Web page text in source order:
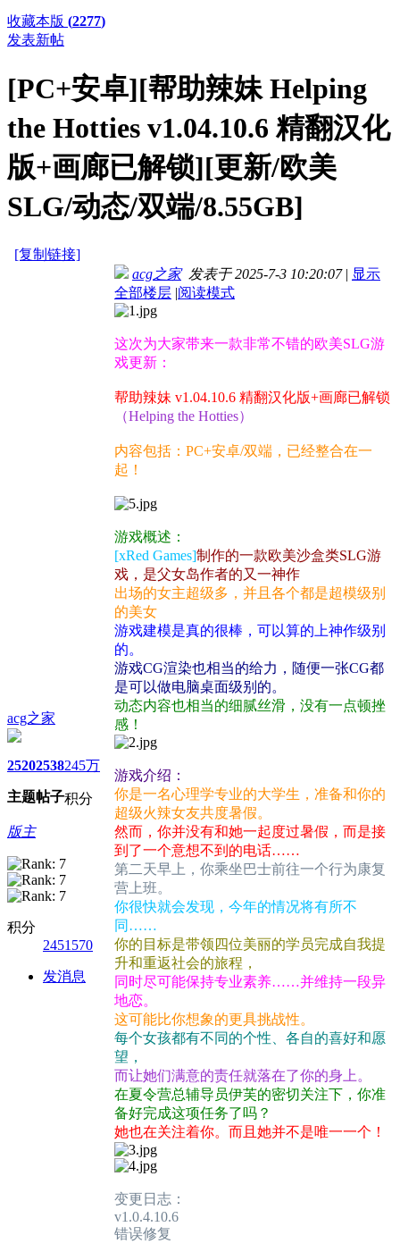
收藏本版 (2277)
发表新帖
[PC+安卓][帮助辣妹 Helping
the Hotties v1.04.10.6 精翻汉化
版+画廊已解锁][更新/欧美
SLG/动态/双端/8.55GB]
[复制链接]
acg之家
2520
主题
2538
帖子
245万
积分
版主
积分
2451570
发消息
acg之家发表于 2025-7-3 10:20:07 | 显示
全部楼层 |阅读模式
这次为大家带来一款非常不错的欧美SLG游
戏更新：
帮助辣妹 v1.04.10.6 精翻汉化版+画廊已解锁
（Helping the Hotties）
内容包括：PC+安卓/双端，已经整合在一
起！
游戏概述：
[xRed Games]制作的一款欧美沙盒类SLG游
戏，是父女岛作者的又一神作
出场的女主超级多，并且各个都是超模级别
的美女
游戏建模是真的很棒，可以算的上神作级别
的。
游戏CG渲染也相当的给力，随便一张CG都
是可以做电脑桌面级别的。
动态内容也相当的细腻丝滑，没有一点顿挫
感！
游戏介绍：
你是一名心理学专业的大学生，准备和你的
超级火辣女友共度暑假。
然而，你并没有和她一起度过暑假，而是接
到了一个意想不到的电话……
第二天早上，你乘坐巴士前往一个行为康复
营上班。
你很快就会发现，今年的情况将有所不
同……
你的目标是带领四位美丽的学员完成自我提
升和重返社会的旅程，
同时尽可能保持专业素养……并维持一段异
地恋。
这可能比你想象的更具挑战性。
每个女孩都有不同的个性、各自的喜好和愿
望，
而让她们满意的责任就落在了你的身上。
在夏令营总辅导员伊芙的密切关注下，你准
备好完成这项任务了吗？
她也在关注着你。而且她并不是唯一一个！
变更日志：
v1.0.4.10.6
错误修复